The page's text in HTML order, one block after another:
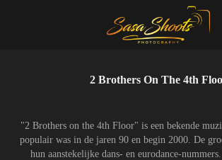
2 Brothers On The 4th
"2 Brothers on the 4th Floor" is een bekende
populair was in de jaren 90 en begin 2000. De
hun aanstekelijke dans- en eurodance-